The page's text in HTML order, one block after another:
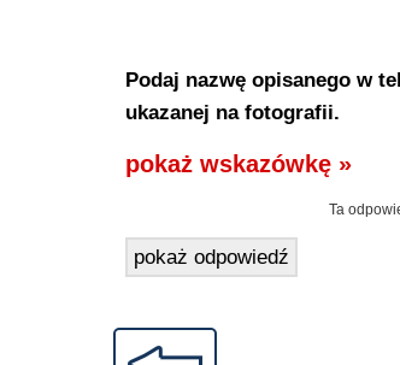
Podaj nazwę opisanego w
ukazanej na fotografii.
pokaż wskazówkę »
Ta
pokaż odpowiedź